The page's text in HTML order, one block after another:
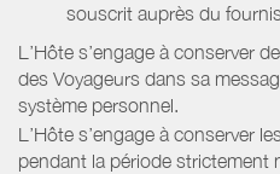
souscrit auprès du
L’Hôte s’engage à conserver
des Voyageurs dans sa
système personnel.
L’Hôte s’engage à conserver
pendant la période strictement